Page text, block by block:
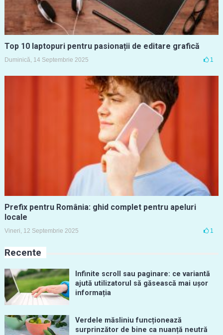
Top 10 laptopuri pentru pasionații de editare grafică
Duminică, 14 Septembrie 2025 1
Prefix pentru România: ghid complet pentru apeluri
locale
Vineri, 12 Septembrie 2025 1
Recente
Infinite scroll sau paginare: ce variantă
ajută utilizatorul să găsească mai ușor
informația
Verdele măsliniu funcționează
surprinzător de bine ca nuanță neutră